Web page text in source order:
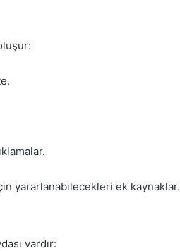
yararlanabilecekleri ek kaynaklar.
vardır: